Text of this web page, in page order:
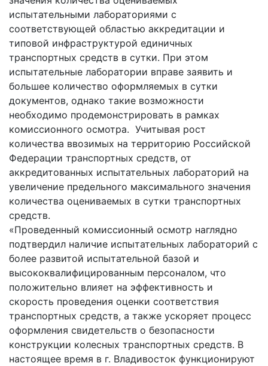
испытательными лабораториями с
соответствующей областью аккредитации и
типовой инфраструктурой единичных
транспортных средств в сутки. При этом
испытательные лаборатории вправе заявить и
большее количество оформляемых в сутки
документов, однако такие возможности
необходимо продемонстрировать в рамках
комиссионного осмотра. Учитывая рост
количества ввозимых на территорию Российской
Федерации транспортных средств, от
аккредитованных испытательных лабораторий на
увеличение предельного максимального значения
количества оцениваемых в сутки транспортных
средств.
«Проведенный комиссионный осмотр наглядно
подтвердил наличие испытательных лабораторий с
более развитой испытательной базой и
высококвалифицированным персоналом, что
положительно влияет на эффективность и
скорость проведения оценки соответствия
транспортных средств, а также ускоряет процесс
оформления свидетельств о безопасности
конструкции колесных транспортных средств. В
настоящее время в г. Владивосток функционируют